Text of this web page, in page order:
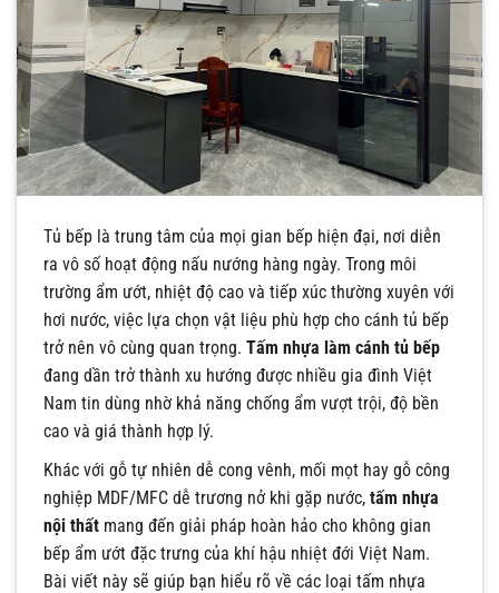
Tủ bếp là trung tâm của mọi gian bếp hiện đại, nơi diễn
ra vô số hoạt động nấu nướng hàng ngày. Trong môi
trường ẩm ướt, nhiệt độ cao và tiếp xúc thường xuyên với
hơi nước, việc lựa chọn vật liệu phù hợp cho cánh tủ bếp
trở nên vô cùng quan trọng. Tấm nhựa làm cánh tủ bếp
đang dần trở thành xu hướng được nhiều gia đình Việt
Nam tin dùng nhờ khả năng chống ẩm vượt trội, độ bền
cao và giá thành hợp lý.
Khác với gỗ tự nhiên dễ cong vênh, mối mọt hay gỗ công
nghiệp MDF/MFC dễ trương nở khi gặp nước, tấm nhựa
nội thất mang đến giải pháp hoàn hảo cho không gian
bếp ẩm ướt đặc trưng của khí hậu nhiệt đới Việt Nam.
Bài viết này sẽ giúp bạn hiểu rõ về các loại tấm nhựa